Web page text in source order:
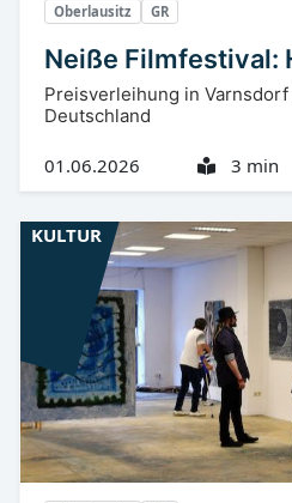
Oberlausitz GR
Neiße Filmfestival:
Preisverleihung in
Deutschland
01.06.2026 3 min
KULTUR